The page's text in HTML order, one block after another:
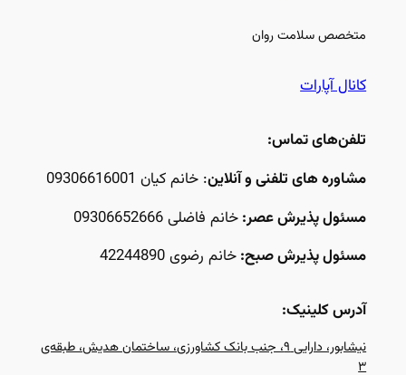
متخصص سلامت روان
کانال آپارات
تلفن‌های تماس:
مشاوره های تلفنی و آنلاین: خانم کیان 09306616001
مسئول پذیرش عصر:خانم فاضلی 09306652666
مسئول پذیرش صبح:خانم رضوی 42244890
آدرس کلینیک:
نیشابور، دارایی ۹، جنب بانک کشاورزی، ساختمان هدیش، طبقه‌ی
۳